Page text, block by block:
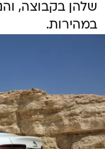
שלהן בקבוצה,
במהירות.